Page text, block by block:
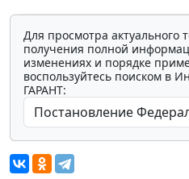
Для просмотра актуального
получения полной
изменениях и порядке
воспользуйтесь поиском в
ГАРАНТ: